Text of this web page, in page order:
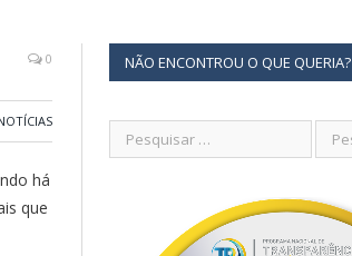
0
há
que
NÃO ENCONTROU O QUE QUERIA?